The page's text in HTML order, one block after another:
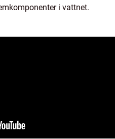
i vattnet.